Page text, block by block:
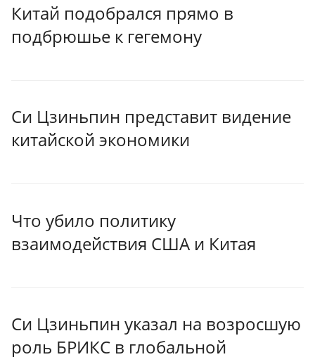
Китай подобрался прямо в
подбрюшье к гегемону
Си Цзиньпин представит видение
китайской экономики
Что убило политику
взаимодействия США и Китая
Си Цзиньпин указал на возросшую
роль БРИКС в глобальной